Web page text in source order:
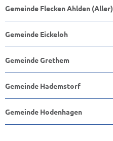
Gemeinde Flecken Ahlden (Aller)
Gemeinde Eickeloh
Gemeinde Grethem
Gemeinde Hademstorf
Gemeinde Hodenhagen